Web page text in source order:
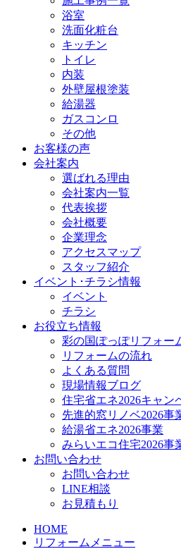
浴室
洗面化粧台
キッチン
トイレ
内装
外壁屋根塗装
給湯器
ガスコンロ
その他
お客様の声
会社案内
選ばれる理由
会社案内一覧
代表挨拶
会社概要
企業理念
アクセスマップ
スタッフ紹介
イベント･チラシ情報
イベント
チラシ
お役立ち情報
彩の国ぽっぽリフォー
リフォームの流れ
よくある質問
現場情報ブログ
住宅省エネ2026キャン
先進的窓リノベ2026事
給湯省エネ2026事業
みらいエコ住宅2026事
お問い合わせ
お問い合わせ
LINE相談
お見積もり
HOME
リフォームメニュー